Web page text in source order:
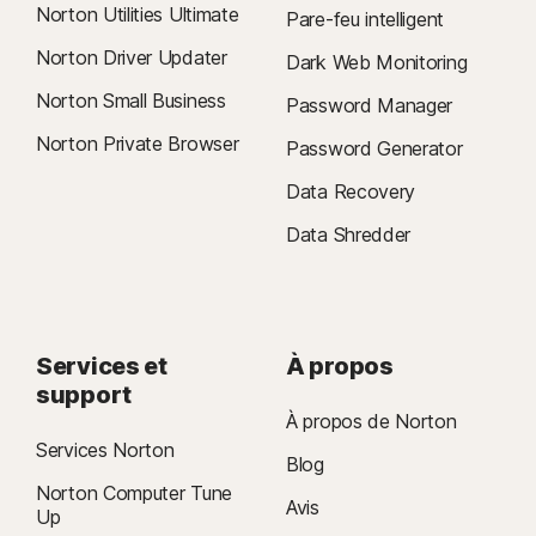
Norton Utilities Ultimate
Norton Driver Updater
Norton Small Business
Norton Private Browser
Pare-feu intelligent
Dark Web Monitoring
Password Manager
Password Generator
Data Recovery
Data Shredder
Services et
support
Services Norton
Norton Computer Tune
Up
À propos
À propos de Norton
Blog
Avis